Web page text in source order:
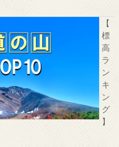
【
標
高
ラ
ン
キ
ン
グ
】